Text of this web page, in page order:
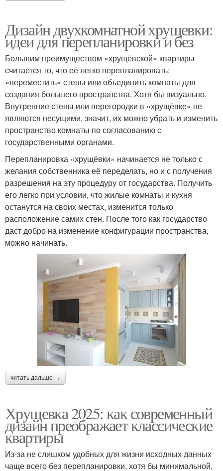
Дизайн двухкомнатной хрущевки:
идеи для перепланировки и без
Большим преимуществом «хрущёвской» квартиры
считается то, что её легко перепланировать:
«переместить» стены или объединить комнаты для
создания большего пространства. Хотя бы визуально.
Внутренние стены или перегородки в «хрущёвке» не
являются несущими, значит, их можно убрать и изменить
пространство комнаты по согласованию с
государственными органами.
Перепланировка «хрущёвки» начинается не только с
желания собственника её переделать, но и с получения
разрешения на эту процедуру от государства. Получить
его легко при условии, что жилые комнаты и кухня
останутся на своих местах, изменится только
расположение самих стен. После того как государство
даст добро на изменение конфигурации пространства,
можно начинать.
читать дальше →
Хрущевка 2025: как современный
дизайн преображает классические
квартиры
Из-за не слишком удобных для жизни исходных данных
чаще всего без перепланировки, хотя бы минимальной,